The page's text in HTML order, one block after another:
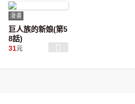
漫畫
巨人族的新娘(第5
8話)
31元